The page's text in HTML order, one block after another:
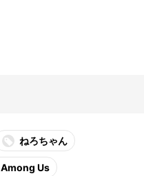
ねろちゃん
Among Us